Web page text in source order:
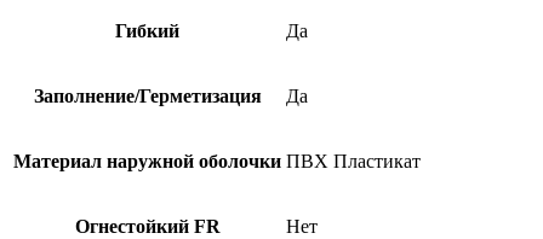
Гибкий Да
Заполнение/Герметизация Да
Материал наружной оболочки ПВХ Пластикат
Огнестойкий FR Нет